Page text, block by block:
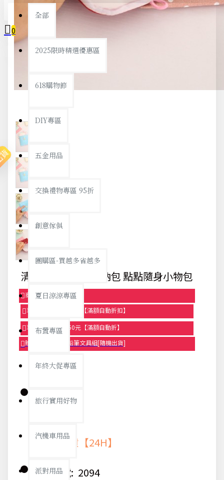
全部
2025限時精選優惠區
618購物節
DIY專區
五金用品
交換禮物專區 95折
創意傢俱
團購區-買越多省越多
夏日涼涼專區
布置專區
年終大促專區
旅行實用好物
汽機車用品
派對用品
0
您的購物車內沒有商品！
清新風格衛生棉收納包 點點隨身小物包
商品95折【今日限定】
享滿1000元折100元【滿額自動折扣】
享滿2000元折250元【滿額自動折】
贈品-滿899送色鉛筆文具組[隨機出貨]
快速出貨【24H】
貨號: 2094